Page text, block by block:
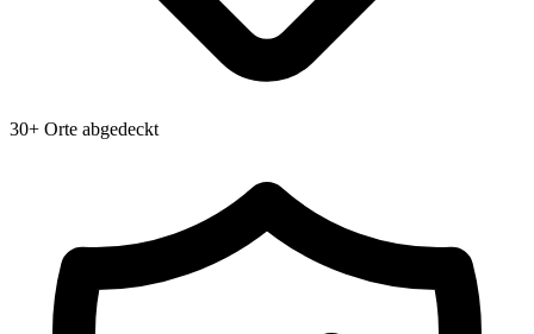
30+ Orte abgedeckt